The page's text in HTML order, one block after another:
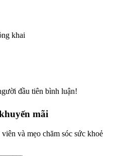
khai
đầu tiên bình luận!
mãi
và mẹo chăm sóc sức khoẻ